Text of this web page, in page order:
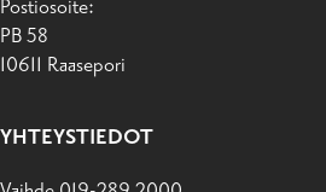
Postiosoite:
PB 58
10611 Raasepori
YHTEYSTIEDOT